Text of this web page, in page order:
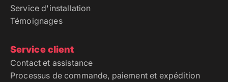
Service d'installation
Témoignages
Service client
Contact et assistance
Processus de commande, paiement et expédition